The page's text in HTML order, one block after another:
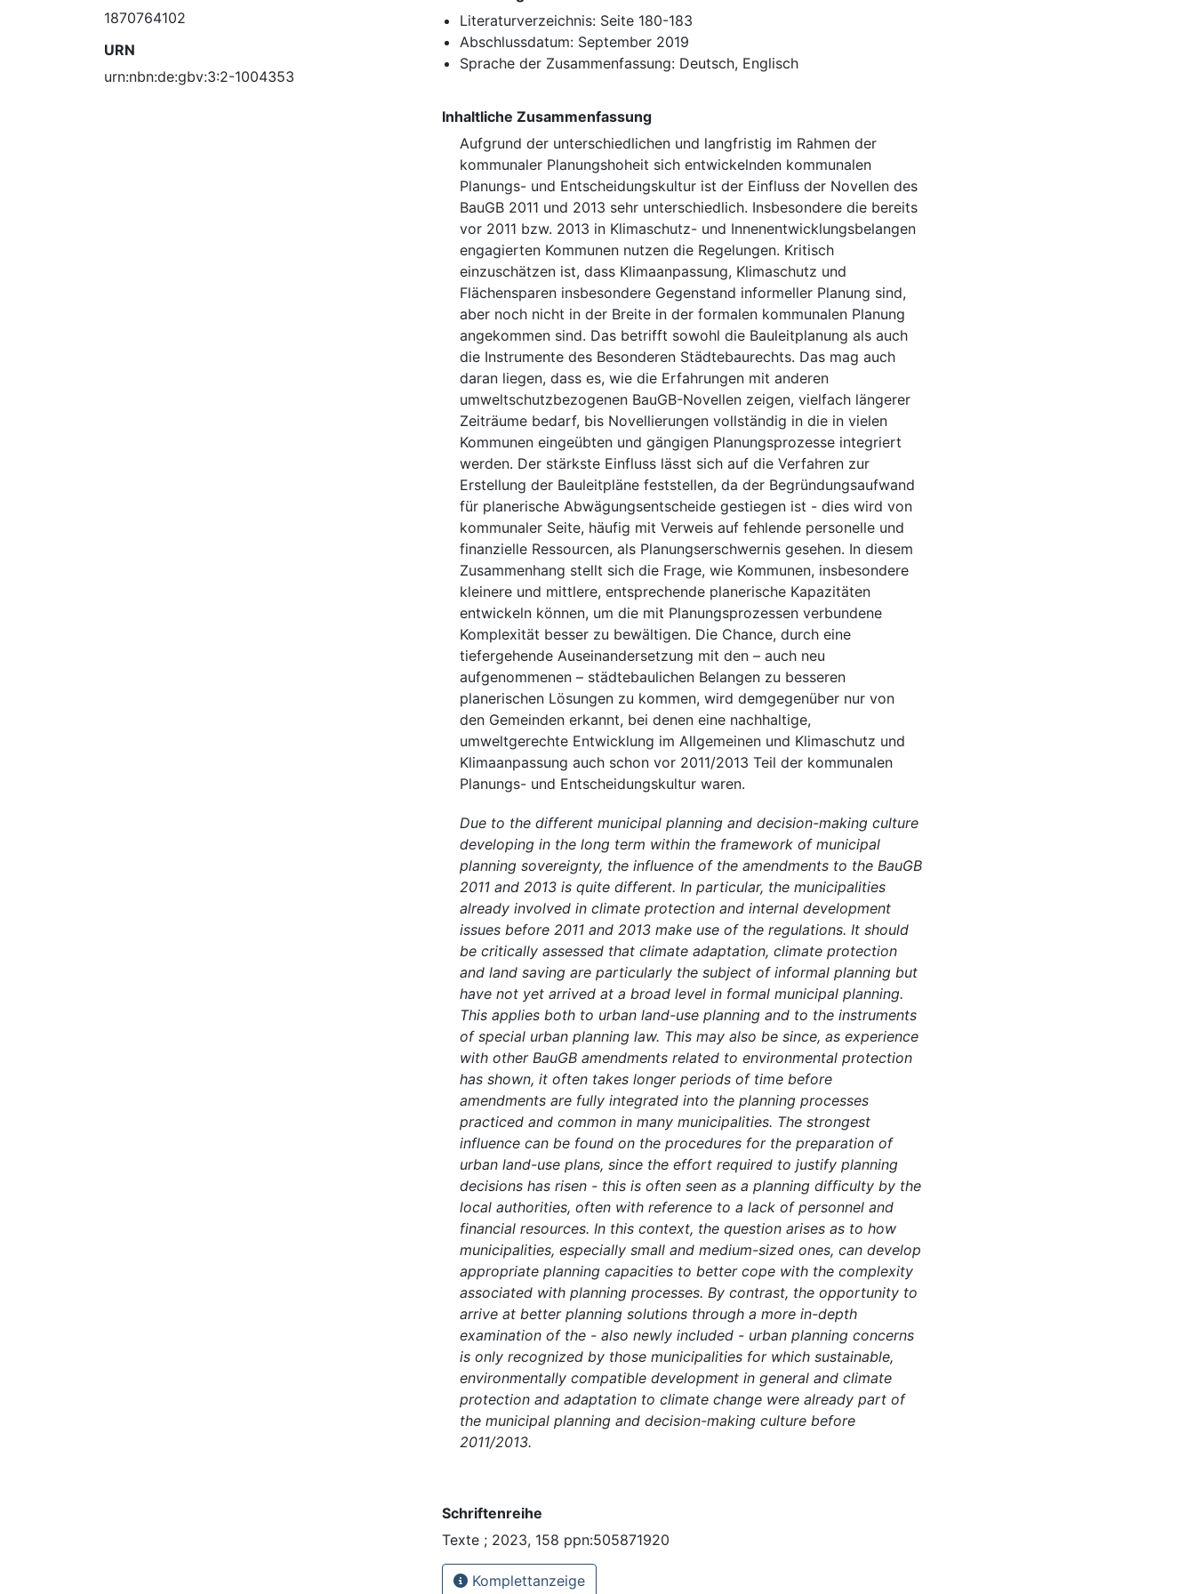
1870764102
URN
urn:nbn:de:gbv:3:2-1004353
Literaturverzeichnis: Seite 180-183
Abschlussdatum: September 2019
Sprache der Zusammenfassung: Deutsch, Englisch
Inhaltliche Zusammenfassung
Aufgrund der unterschiedlichen und langfristig im Rahmen der
kommunaler Planungshoheit sich entwickelnden kommunalen
Planungs- und Entscheidungskultur ist der Einfluss der Novellen des
BauGB 2011 und 2013 sehr unterschiedlich. Insbesondere die bereits
vor 2011 bzw. 2013 in Klimaschutz- und Innenentwicklungsbelangen
engagierten Kommunen nutzen die Regelungen. Kritisch
einzuschätzen ist, dass Klimaanpassung, Klimaschutz und
Flächensparen insbesondere Gegenstand informeller Planung sind,
aber noch nicht in der Breite in der formalen kommunalen Planung
angekommen sind. Das betrifft sowohl die Bauleitplanung als auch
die Instrumente des Besonderen Städtebaurechts. Das mag auch
daran liegen, dass es, wie die Erfahrungen mit anderen
umweltschutzbezogenen BauGB-Novellen zeigen, vielfach längerer
Zeiträume bedarf, bis Novellierungen vollständig in die in vielen
Kommunen eingeübten und gängigen Planungsprozesse integriert
werden. Der stärkste Einfluss lässt sich auf die Verfahren zur
Erstellung der Bauleitpläne feststellen, da der Begründungsaufwand
für planerische Abwägungsentscheide gestiegen ist - dies wird von
kommunaler Seite, häufig mit Verweis auf fehlende personelle und
finanzielle Ressourcen, als Planungserschwernis gesehen. In diesem
Zusammenhang stellt sich die Frage, wie Kommunen, insbesondere
kleinere und mittlere, entsprechende planerische Kapazitäten
entwickeln können, um die mit Planungsprozessen verbundene
Komplexität besser zu bewältigen. Die Chance, durch eine
tiefergehende Auseinandersetzung mit den – auch neu
aufgenommenen – städtebaulichen Belangen zu besseren
planerischen Lösungen zu kommen, wird demgegenüber nur von
den Gemeinden erkannt, bei denen eine nachhaltige,
umweltgerechte Entwicklung im Allgemeinen und Klimaschutz und
Klimaanpassung auch schon vor 2011/2013 Teil der kommunalen
Planungs- und Entscheidungskultur waren.
Due to the different municipal planning and decision-making culture
developing in the long term within the framework of municipal
planning sovereignty, the influence of the amendments to the BauGB
2011 and 2013 is quite different. In particular, the municipalities
already involved in climate protection and internal development
issues before 2011 and 2013 make use of the regulations. It should
be critically assessed that climate adaptation, climate protection
and land saving are particularly the subject of informal planning but
have not yet arrived at a broad level in formal municipal planning.
This applies both to urban land-use planning and to the instruments
of special urban planning law. This may also be since, as experience
with other BauGB amendments related to environmental protection
has shown, it often takes longer periods of time before
amendments are fully integrated into the planning processes
practiced and common in many municipalities. The strongest
influence can be found on the procedures for the preparation of
urban land-use plans, since the effort required to justify planning
decisions has risen - this is often seen as a planning difficulty by the
local authorities, often with reference to a lack of personnel and
financial resources. In this context, the question arises as to how
municipalities, especially small and medium-sized ones, can develop
appropriate planning capacities to better cope with the complexity
associated with planning processes. By contrast, the opportunity to
arrive at better planning solutions through a more in-depth
examination of the - also newly included - urban planning concerns
is only recognized by those municipalities for which sustainable,
environmentally compatible development in general and climate
protection and adaptation to climate change were already part of
the municipal planning and decision-making culture before
2011/2013.
Schriftenreihe
Texte ; 2023, 158 ppn:505871920
Komplettanzeige